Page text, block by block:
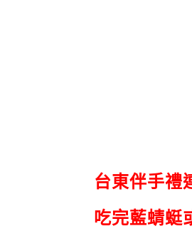
台東伴手禮
吃完藍蜻蜓